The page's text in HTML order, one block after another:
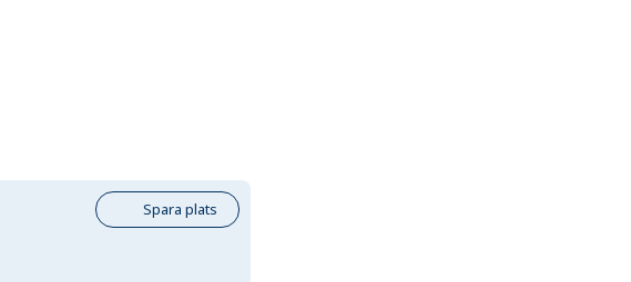
Spara plats